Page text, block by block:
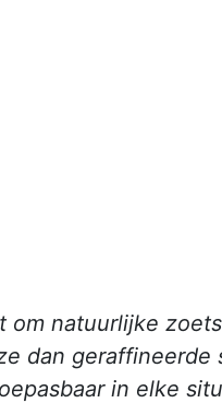
om natuurlijke
dan geraffineerde
in elke